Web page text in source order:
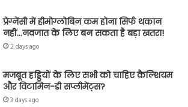
प्रेग्नेंसी में हीमोग्लोबिन कम होना सिर्फ थकान
नहीं…नवजात के लिए बन सकता है बड़ा खतरा!
2 days ago
मजबूत हड्डियों के लिए सभी को चाहिए कैल्शियम
और विटामिन-डी सप्लीमेंट्स?
3 days ago